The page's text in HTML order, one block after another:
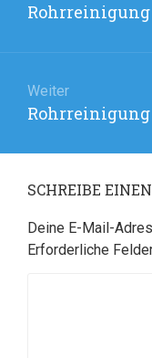
Vorheriger
Weiter
Nächster
SCHREIBE
Deine E-Mail-
Erforderliche